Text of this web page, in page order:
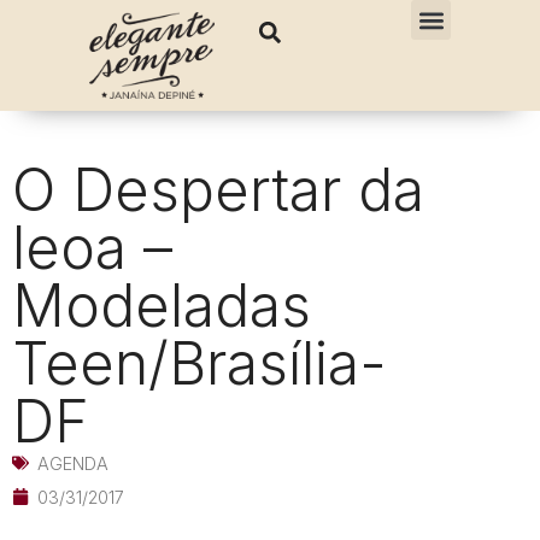
O Despertar da
leoa –
Modeladas
Teen/Brasília-
DF
AGENDA
03/31/2017